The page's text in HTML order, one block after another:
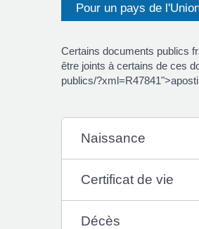
Pour un pays de
Certains documents publics
être joints à certains de ces
publics/
Naissance
Certificat de vie
Décès